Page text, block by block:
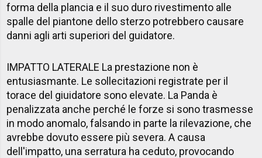
forma della plancia e il suo duro rivestimento alle
spalle del piantone dello sterzo potrebbero causare
danni agli arti superiori del guidatore.
IMPATTO LATERALE La prestazione non è
entusiasmante. Le sollecitazioni registrate per il
torace del giuidatore sono elevate. La Panda è
penalizzata anche perché le forze si sono trasmesse
in modo anomalo, falsando in parte la rilevazione, che
avrebbe dovuto essere più severa. A causa
dell'impatto, una serratura ha ceduto, provocando